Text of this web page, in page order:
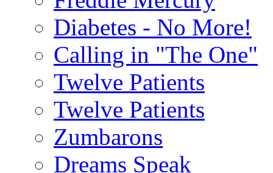
Diabetes - No More!
Calling in "The One"
Twelve Patients
Twelve Patients
Zumbarons
Dreams Speak